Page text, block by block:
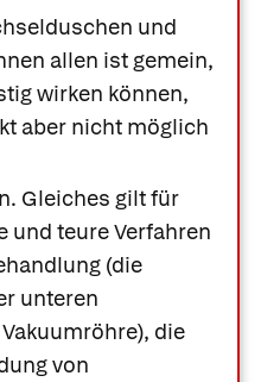
und
allen ist gemein,
wirken können,
aber nicht möglich
Gleiches gilt für
und teure Verfahren
(die
unteren
die
von